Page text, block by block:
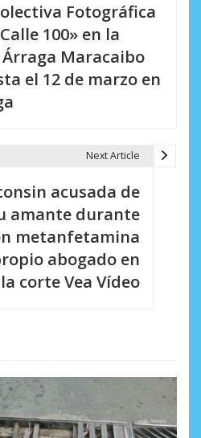
Fotográfica
100» en la
Maracaibo
el 12 de marzo en
Next Article
acusada de
amante durante
metanfetamina
abogado en
la corte Vea Vídeo